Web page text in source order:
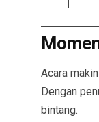
Acara
Dengan
bintang.